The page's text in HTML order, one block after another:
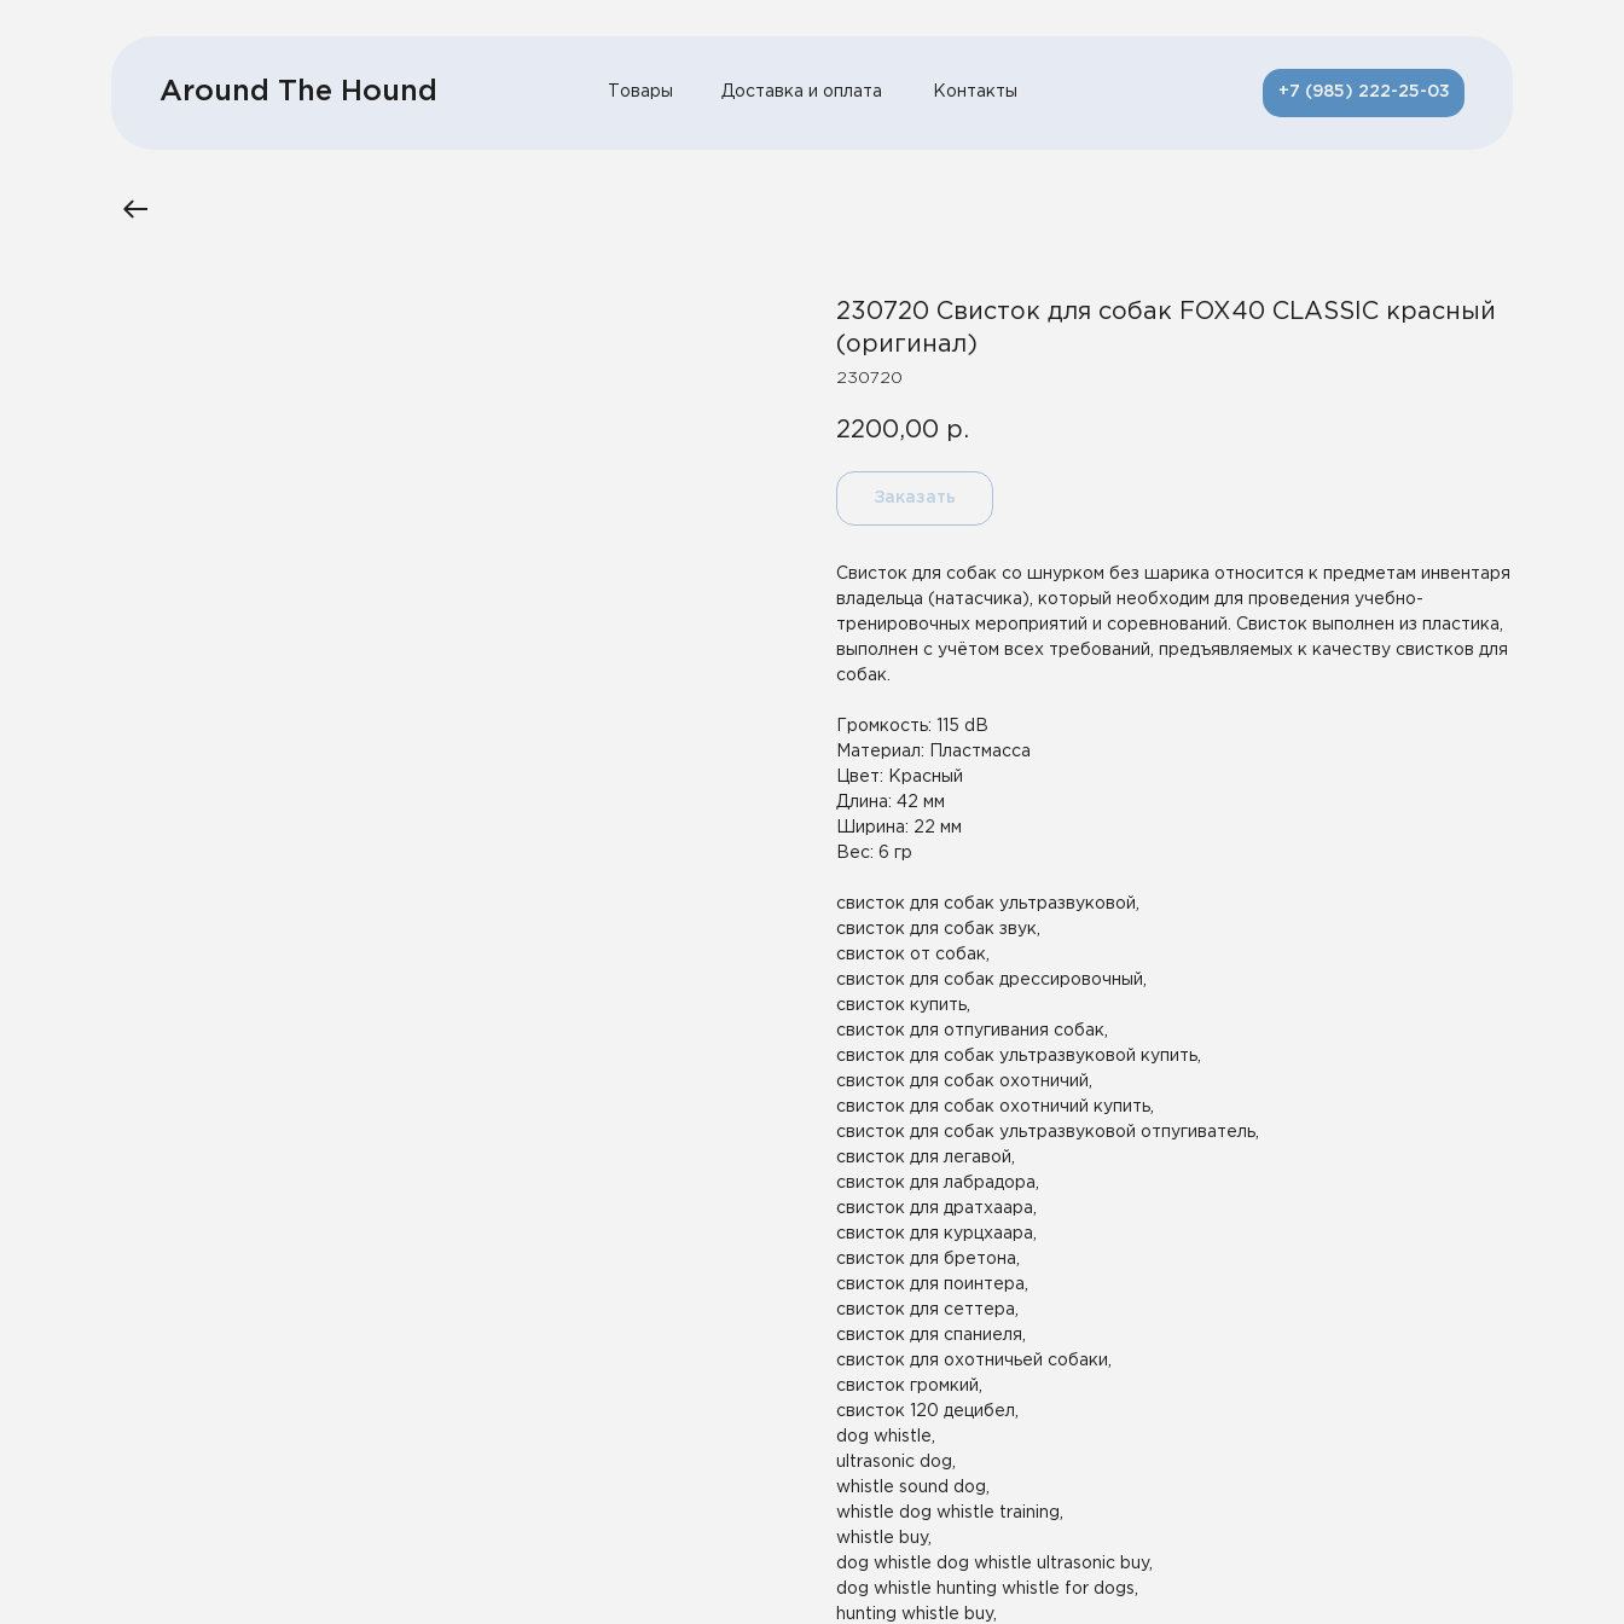
Around The Hound Товары Доставка и оплата Контакты +7 (985) 222-25-03
230720 Свисток для собак FOX40 CLASSIC красный
(оригинал)
230720
2200,00 р.
Заказать
Свисток для собак со шнурком без шарика относится к предметам инвентаря
владельца (натасчика), который необходим для проведения учебно-
тренировочных мероприятий и соревнований. Свисток выполнен из пластика,
выполнен с учётом всех требований, предъявляемых к качеству свистков для
собак.
Громкость: 115 dВ
Материал: Пластмасса
Цвет: Красный
Длина: 42 мм
Ширина: 22 мм
Вес: 6 гр
свисток для собак ультразвуковой,
свисток для собак звук,
свисток от собак,
свисток для собак дрессировочный,
свисток купить,
свисток для отпугивания собак,
свисток для собак ультразвуковой купить,
свисток для собак охотничий,
свисток для собак охотничий купить,
свисток для собак ультразвуковой отпугиватель,
свисток для легавой,
свисток для лабрадора,
свисток для дратхаара,
свисток для курцхаара,
свисток для бретона,
свисток для поинтера,
свисток для сеттера,
свисток для спаниеля,
свисток для охотничьей собаки,
свисток громкий,
свисток 120 децибел,
dog whistle,
ultrasonic dog,
whistle sound dog,
whistle dog whistle training,
whistle buy,
dog whistle dog whistle ultrasonic buy,
dog whistle hunting whistle for dogs,
hunting whistle buy,